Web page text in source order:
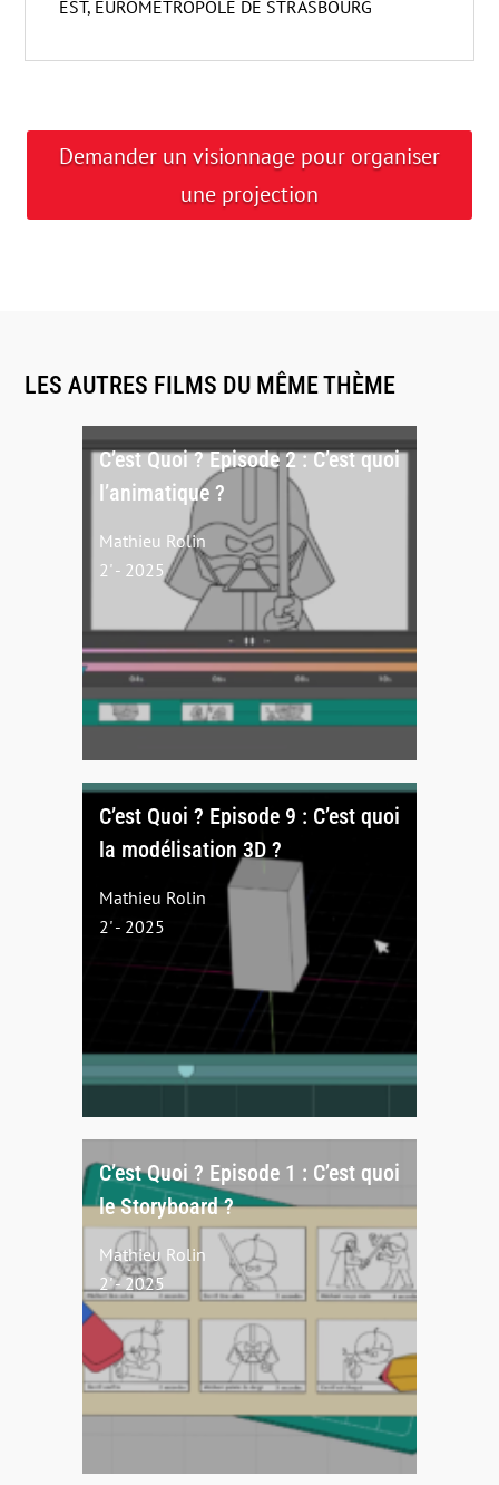
EST, EUROMÉTROPOLE DE STRASBOURG
Demander un visionnage pour organiser
une projection
LES AUTRES FILMS DU MÊME THÈME
C’est Quoi ? Episode 2 : C’est quoi
l’animatique ?
Mathieu Rolin
2' - 2025
C’est Quoi ? Episode 9 : C’est quoi
la modélisation 3D ?
Mathieu Rolin
2' - 2025
C’est Quoi ? Episode 1 : C’est quoi
le Storyboard ?
Mathieu Rolin
2' - 2025